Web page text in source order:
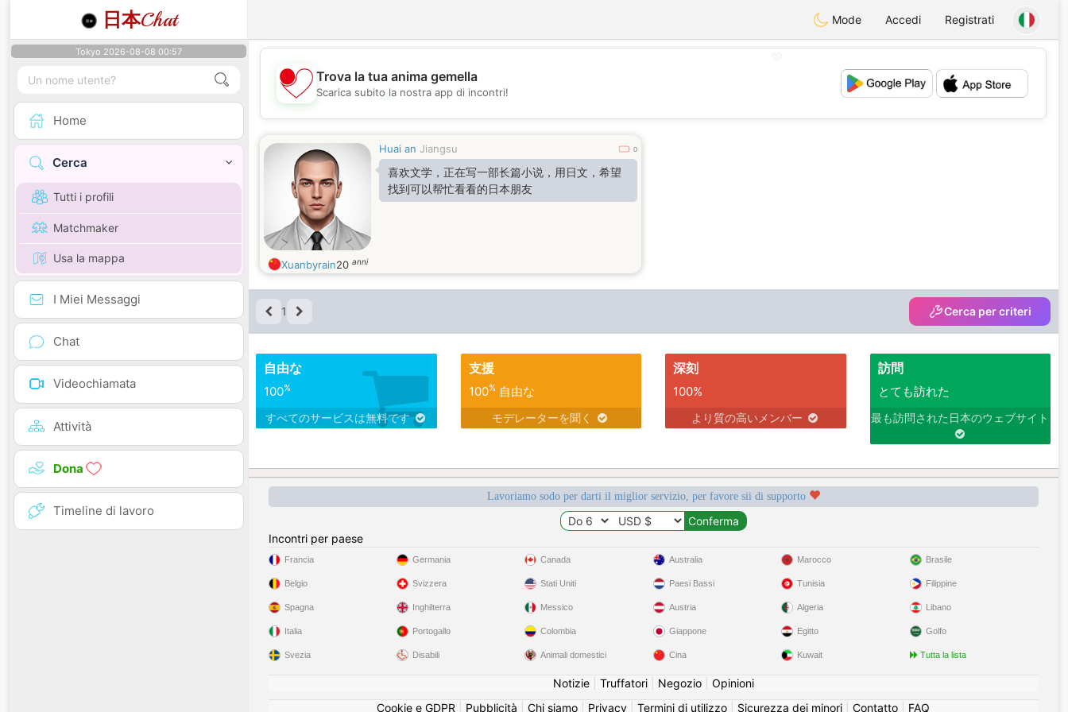
日本Chat Mode Accedi Registrati
Tokyo 2026-08-08 00:57
Home
Cerca
Tutti i profili
Matchmaker
Usa la mappa
I Miei Messaggi
Chat
Videochiamata
Attività
Dona
Timeline di lavoro
💖
💕
Trova la tua anima gemella
Scarica subito la nostra app di incontri!
Huai an Jiangsu 0
喜欢文学，正在写一部长篇小说，用日文，希望
找到可以帮忙看看的日本朋友
Xuanbyrain20 anni
1 Cerca per criteri
自由な
100%
すべてのサービスは無料です
支援
100%自由な
モデレーターを聞く
深刻
100%
より質の高いメンバー
訪問
とても訪れた
最も訪問された日本のウェブサイト
Lavoriamo sodo per darti il miglior servizio, per favore sii di supporto
Incontri per paese
Francia
Belgio
Spagna
Italia
Svezia
Germania
Svizzera
Inghilterra
Portogallo
Disabili
Canada
Stati Uniti
Messico
Colombia
Animali domestici
Australia
Paesi Bassi
Austria
Giappone
Cina
Marocco
Tunisia
Algeria
Egitto
Kuwait
Brasile
Filippine
Libano
Golfo
Tutta la lista
Notizie| Truffatori| Negozio| Opinioni
Cookie e GDPR
Pubblicità Chi siamo Privacy Termini di utilizzo Sicurezza dei minori Contatto FAQ